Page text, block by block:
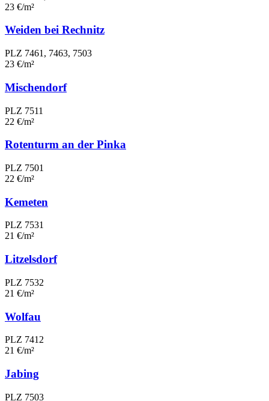
23 €/m²
Weiden bei Rechnitz
PLZ 7461, 7463, 7503
23 €/m²
Mischendorf
PLZ 7511
22 €/m²
Rotenturm an der Pinka
PLZ 7501
22 €/m²
Kemeten
PLZ 7531
21 €/m²
Litzelsdorf
PLZ 7532
21 €/m²
Wolfau
PLZ 7412
21 €/m²
Jabing
PLZ 7503